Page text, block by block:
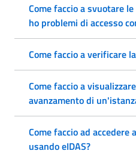
Come faccio a svuotare
ho problemi di accesso
Come faccio a verificare
Come faccio a
avanzamento di
Come faccio ad
usando eIDAS?